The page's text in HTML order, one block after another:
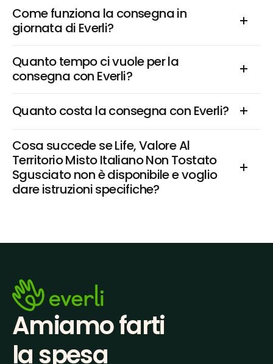
Come funziona la consegna in
giornata di Everli?
Quanto tempo ci vuole per la
consegna con Everli?
Quanto costa la consegna con Everli?
Cosa succede se Life, Valore Al
Territorio Misto Italiano Non Tostato
Sgusciato non è disponibile e voglio
dare istruzioni specifiche?
Amiamo farti
la spesa